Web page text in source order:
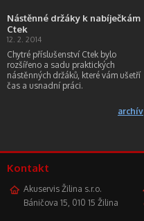
Nástěnné držáky k nabíječkám
Ctek
12. 2. 2014
Chytré příslušenství Ctek bylo
rozšířeno a sadu praktických
nástěnných držáků, které vám ušetří
čas a usnadní práci.
archív
Kontakt
Akuservis Žilina s.r.o.
Báničova 15, 010 15 Žilina